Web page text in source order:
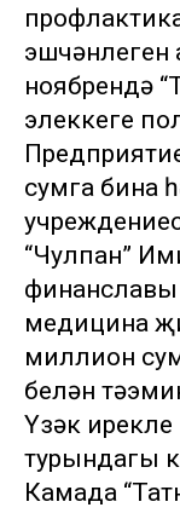
ноябрендә
элеккеге
сумга бина
“Чулпан”
финанславы
медицина
миллион
белән
Үзәк
турындагы
Камада